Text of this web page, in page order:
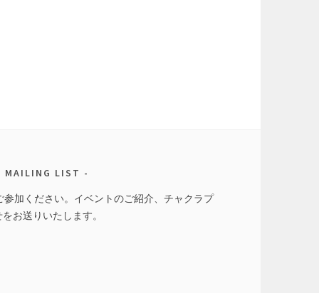
MAILING LIST
参加ください。イベントのご紹介、チャクラプ
お送りいたします。